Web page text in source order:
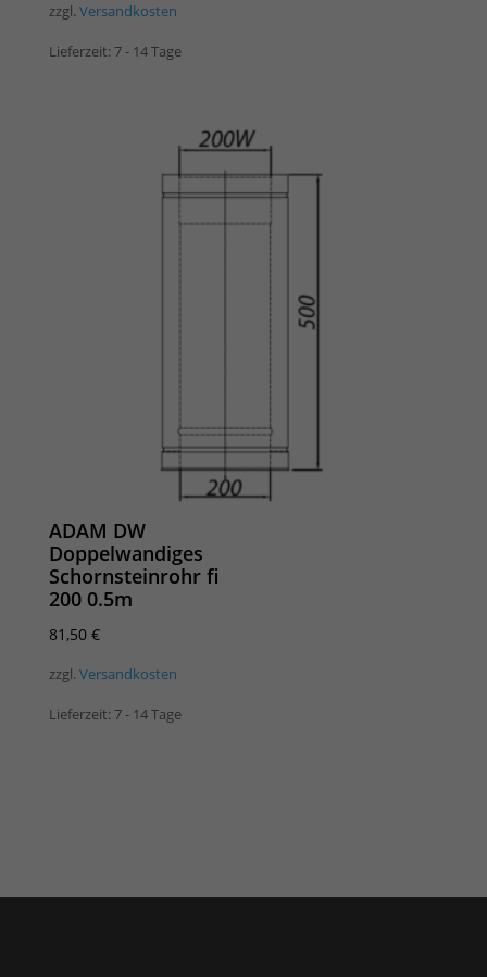
zzgl. Versandkosten
Lieferzeit: 7 - 14 Tage
ADAM DW
Doppelwandiges
Schornsteinrohr fi
200 0.5m
81,50 €
zzgl. Versandkosten
Lieferzeit: 7 - 14 Tage